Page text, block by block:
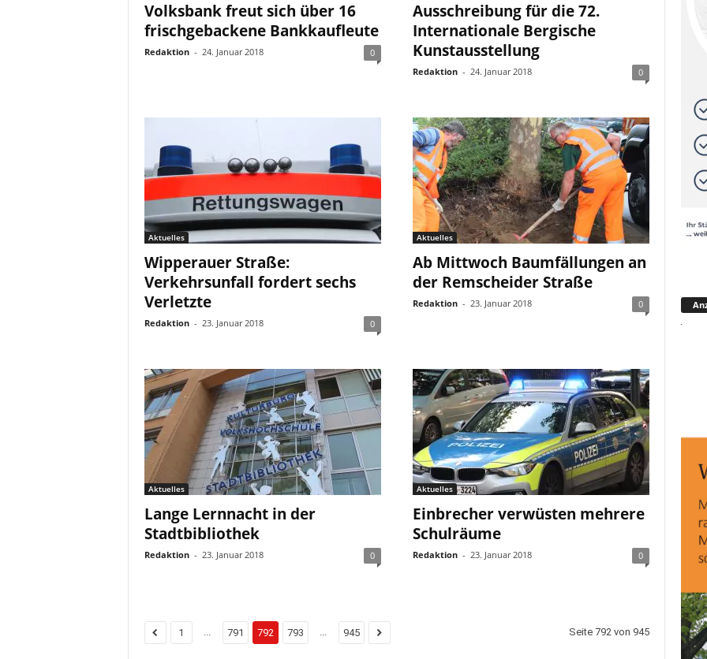
Volksbank freut sich über 16
frischgebackene Bankkaufleute
Redaktion - 24. Januar 2018 0
Ausschreibung für die 72.
Internationale Bergische
Kunstausstellung
Redaktion - 24. Januar 2018 0
Aktuelles
Wipperauer Straße:
Verkehrsunfall fordert sechs
Verletzte
Redaktion - 23. Januar 2018 0
Aktuelles
Ab Mittwoch Baumfällungen an
der Remscheider Straße
Redaktion - 23. Januar 2018 0
Aktuelles
Lange Lernnacht in der
Stadtbibliothek
Redaktion - 23. Januar 2018 0
Aktuelles
Einbrecher verwüsten mehrere
Schulräume
Redaktion - 23. Januar 2018 0
1 ... 791 792 793 ... 945 Seite 792 von 945